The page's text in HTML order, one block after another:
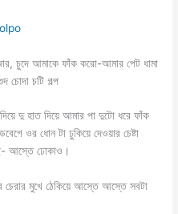
চুদে আমাকে ফাঁক করো-আমার পেট ধামা
চোদা চটি গল্প
দু হাত দিয়ে আমার পা দুটো ধরে ফাঁক
ওর ধোন টা ঢুকিয়ে দেওয়ার চেষ্টা
আস্তে ঢোকাও।
চেরার মুখে ঠেকিয়ে আস্তে আস্তে সবটা